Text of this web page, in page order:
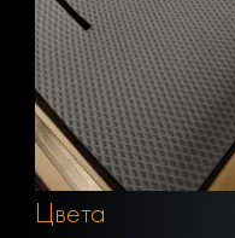
Цвета